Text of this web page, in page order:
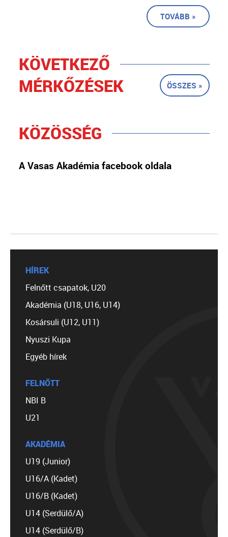
TOVÁBB »
KÖVETKEZŐ
MÉRKŐZÉSEK
ÖSSZES »
KÖZÖSSÉG
A Vasas Akadémia facebook oldala
HÍREK
Felnőtt csapatok, U20
Akadémia (U18, U16, U14)
Kosársuli (U12, U11)
Nyuszi Kupa
Egyéb hírek
FELNŐTT
NBI B
U21
AKADÉMIA
U19 (Junior)
U16/A (Kadet)
U16/B (Kadet)
U14 (Serdülő/A)
U14 (Serdülő/B)